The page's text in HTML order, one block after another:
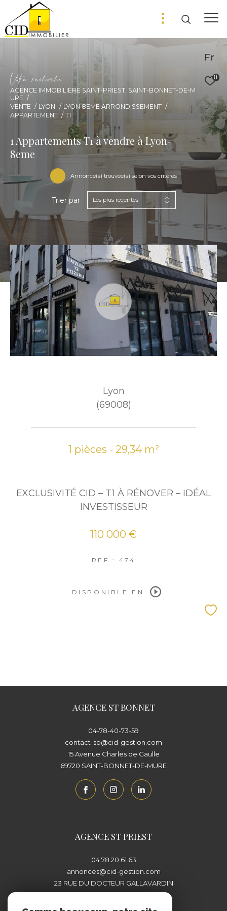
Fr
0
Vore recece
AGENCE IMMOBILIÈRE SAINT-PRIEST, SAINT-BONNET-DE-M
URE
VENTE
LYON
LYON 8EME ARRONDISSEMENT
APPARTEMENT
T1
1 Appartements T1 à vendre à Lyon-
8eme
1 Annonce(s) trouvée(s) selon vos critères
Trier par Les plus récentes
Lyon
(69008)
1 pièces - 29,34 m²
EXCLUSIVITÉ CID – T1 À RÉNOVER – IDÉAL
INVESTISSEUR
110 000 €
REF : 474
DISPONIBLE EN
AGENCE ST BONNET
04-78-40-73-59
contact-sb@cid-gestion.com
15 Avenue Charles de Gaulle
69720
SAINT-BONNET-DE-MURE
AGENCE ST PRIEST
04.78.20.61.63
annonces@cid-gestion.com
23 RUE DU DOCTEUR GALLAVARDIN
69800 SAINT-PRIEST